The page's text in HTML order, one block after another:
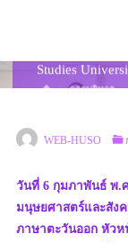
Studies
HOMEการบริหาร
WEB-HUSO
วันที่ 6 กุมภาพันธ์ พ.
มนุษยศาสตร์และสัง
ภาษาตะวันออก หัว